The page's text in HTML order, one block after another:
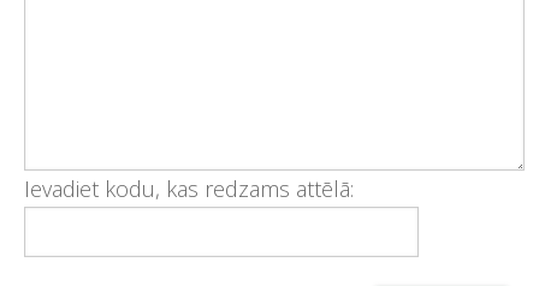
Ievadiet kodu, kas redzams attēlā: